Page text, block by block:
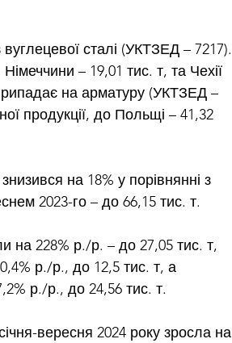
сталі (УКТЗЕД – 7217).
– 19,01 тис. т, та Чехії
на арматуру (УКТЗЕД –
продукції, до Польщі – 41,32
на 18% у порівнянні з
2023-го – до 66,15 тис. т.
на 228% р./р. – до 27,05 тис. т,
р./р., до 12,5 тис. т, а
р./р., до 24,56 тис. т.
вересня 2024 року зросла на